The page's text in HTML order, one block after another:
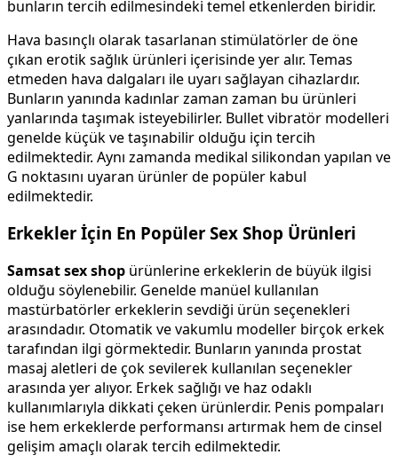
bunların tercih edilmesindeki temel etkenlerden biridir.
Hava basınçlı olarak tasarlanan stimülatörler de öne
çıkan erotik sağlık ürünleri içerisinde yer alır. Temas
etmeden hava dalgaları ile uyarı sağlayan cihazlardır.
Bunların yanında kadınlar zaman zaman bu ürünleri
yanlarında taşımak isteyebilirler. Bullet vibratör modelleri
genelde küçük ve taşınabilir olduğu için tercih
edilmektedir. Aynı zamanda medikal silikondan yapılan ve
G noktasını uyaran ürünler de popüler kabul
edilmektedir.
Erkekler İçin En Popüler Sex Shop Ürünleri
Samsat sex shop ürünlerine erkeklerin de büyük ilgisi
olduğu söylenebilir. Genelde manüel kullanılan
mastürbatörler erkeklerin sevdiği ürün seçenekleri
arasındadır. Otomatik ve vakumlu modeller birçok erkek
tarafından ilgi görmektedir. Bunların yanında prostat
masaj aletleri de çok sevilerek kullanılan seçenekler
arasında yer alıyor. Erkek sağlığı ve haz odaklı
kullanımlarıyla dikkati çeken ürünlerdir. Penis pompaları
ise hem erkeklerde performansı artırmak hem de cinsel
gelişim amaçlı olarak tercih edilmektedir.